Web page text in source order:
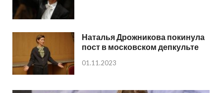
Наталья Дрожникова покинула
пост в московском депкульте
01.11.2023